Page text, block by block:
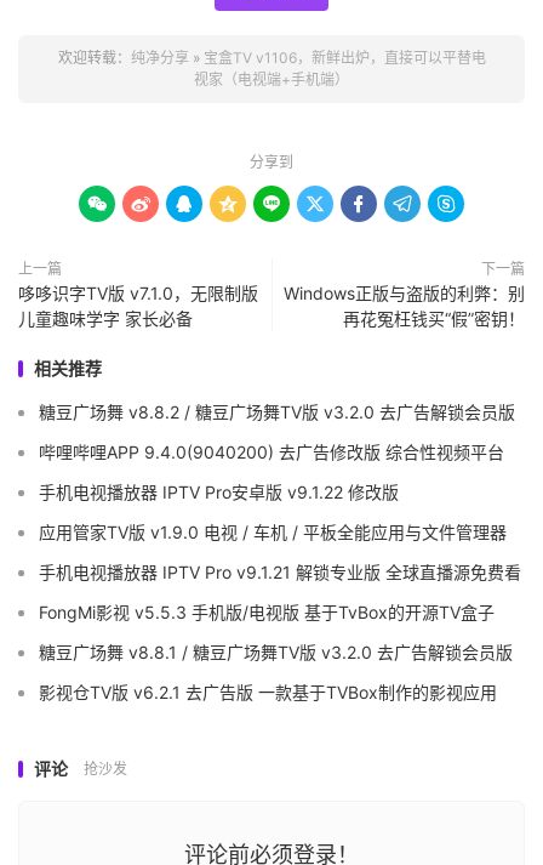
欢迎转载： 纯净分享 » 宝盒TV v1106，新鲜出炉，直接可以平替电
视家（电视端+手机端）
分享到
        
上一篇
哆哆识字TV版 v7.1.0，无限制版
儿童趣味学字 家长必备
下一篇
Windows正版与盗版的利弊：别
再花冤枉钱买“假”密钥！
相关推荐
糖豆广场舞 v8.8.2 / 糖豆广场舞TV版 v3.2.0 去广告解锁会员版
哔哩哔哩APP 9.4.0(9040200) 去广告修改版 综合性视频平台
手机电视播放器 IPTV Pro安卓版 v9.1.22 修改版
应用管家TV版 v1.9.0 电视 / 车机 / 平板全能应用与文件管理器
手机电视播放器 IPTV Pro v9.1.21 解锁专业版 全球直播源免费看
FongMi影视 v5.5.3 手机版/电视版 基于TvBox的开源TV盒子
糖豆广场舞 v8.8.1 / 糖豆广场舞TV版 v3.2.0 去广告解锁会员版
影视仓TV版 v6.2.1 去广告版 一款基于TVBox制作的影视应用
评论 抢沙发
评论前必须登录！